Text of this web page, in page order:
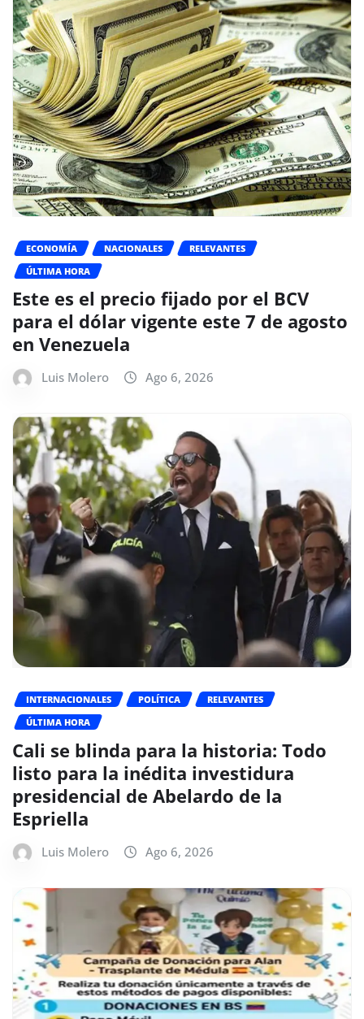
ECONOMÍA NACIONALES
RELEVANTES
ÚLTIMA HORA
Este es el precio fijado por el BCV
para el dólar vigente este 7 de agosto
en Venezuela
Luis Molero Ago 6, 2026
INTERNACIONALES POLÍTICA
RELEVANTES
ÚLTIMA HORA
Cali se blinda para la historia: Todo
listo para la inédita investidura
presidencial de Abelardo de la
Espriella
Luis Molero Ago 6, 2026